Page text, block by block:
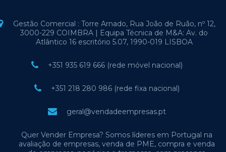
Gestão Comercial : Torre Arnado, Rua João de Ruão, nº 12,
3000-229 COIMBRA | Equipa Técnica de M&A: Av. do
Atlântico 16 escritório 5.07, 1990-019 LISBOA
+351 935 619 666 (rede móvel nacional)
+351 218 280 986 (rede fixa nacional)
geral@vendadeempresas.pt
Quer Vender Empresa? Somos líderes em Portugal na
avaliação de empresas, venda de PME, compra e venda